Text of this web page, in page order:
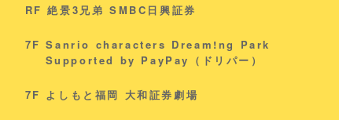
RF 絶景3兄弟 SMBC日興証券
7F Sanrio characters Dream!ng Park
Supported by PayPay（ドリパー）
7F よしもと福岡 大和証券劇場